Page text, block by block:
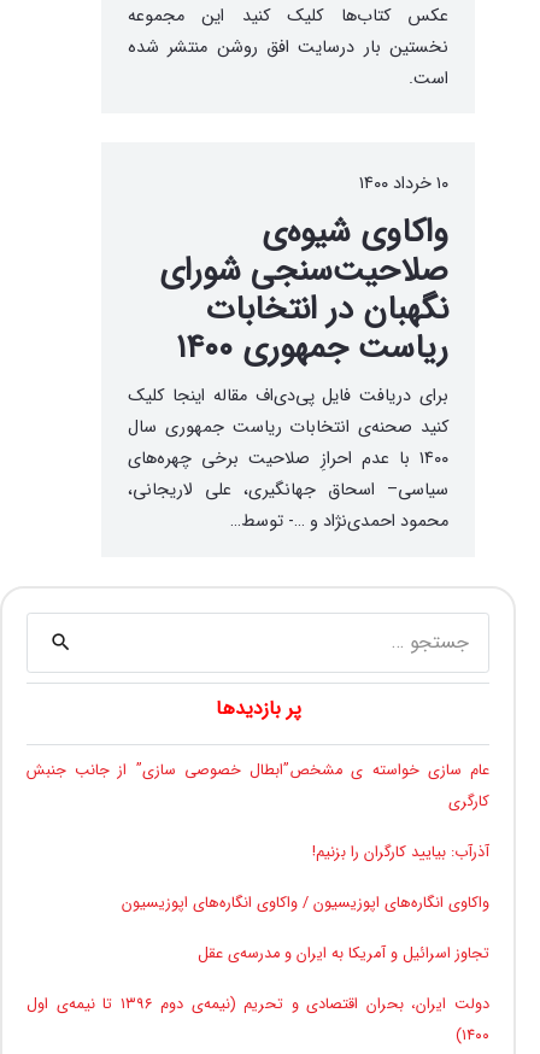
عکس کتاب‌ها کلیک کنید این مجموعه
نخستین بار درسایت افق روشن منتشر شده‌
است.
۱۰ خرداد ۱۴۰۰
واکاوی شیوه‌ی
صلاحیت‌سنجی شورای
نگهبان در انتخابات
ریاست جمهوری ۱۴۰۰
برای دریافت فایل پی‌دی‌اف مقاله اینجا کلیک
کنید صحنه‌ی انتخابات ریاست جمهوری سال
۱۴۰۰ با عدم احرازِ صلاحیت برخی چهره‌های
سیاسی– اسحاق جهانگیری، علی لاریجانی،
محمود احمدی‌نژاد و …- توسط…
برای:
پر بازدیدها
عام سازی خواسته ی مشخص”ابطال خصوصی سازی” از جانب جنبش
کارگری
آذرآب: بیایید کارگران را بزنیم!
واکاوی انگاره‌های اپوزیسیون / واکاوی انگاره‌های اپوزیسیون
تجاوز اسرائیل و آمریکا به ایران و مدرسه‌ی عقل
دولت ایران، بحران اقتصادی و تحریم (نیمه‌ی دوم ۱۳۹۶ تا نیمه‌ی اول
۱۴۰۰)